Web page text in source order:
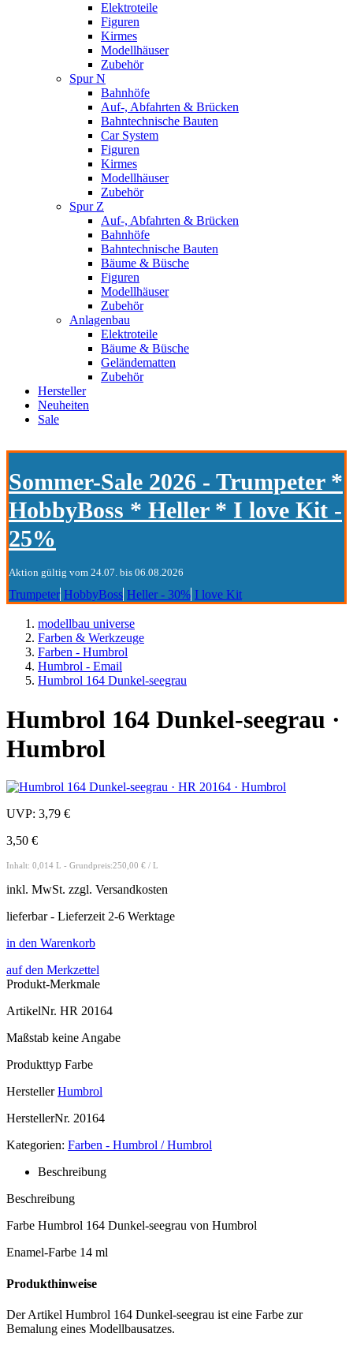
Elektroteile
Figuren
Kirmes
Modellhäuser
Zubehör
Spur N
Bahnhöfe
Auf-, Abfahrten & Brücken
Bahntechnische Bauten
Car System
Figuren
Kirmes
Modellhäuser
Zubehör
Spur Z
Auf-, Abfahrten & Brücken
Bahnhöfe
Bahntechnische Bauten
Bäume & Büsche
Figuren
Modellhäuser
Zubehör
Anlagenbau
Elektroteile
Bäume & Büsche
Geländematten
Zubehör
Hersteller
Neuheiten
Sale
Sommer-Sale 2026 - Trumpeter *
HobbyBoss * Heller * I love Kit -
25%
Aktion gültig vom 24.07. bis 06.08.2026
Trumpeter HobbyBoss Heller - 30% I love Kit
modellbau universe
Farben & Werkzeuge
Farben - Humbrol
Humbrol - Email
Humbrol 164 Dunkel-seegrau
Humbrol 164 Dunkel-seegrau ·
Humbrol
UVP: 3,79 €
3,50 €
Inhalt: 0,014 L - Grundpreis:250,00 € / L
inkl. MwSt. zzgl. Versandkosten
lieferbar - Lieferzeit 2-6 Werktage
in den Warenkorb
auf den Merkzettel
Produkt-Merkmale
ArtikelNr. HR 20164
Maßstab keine Angabe
Produkttyp Farbe
Hersteller Humbrol
HerstellerNr. 20164
Kategorien: Farben - Humbrol / Humbrol
Beschreibung
Beschreibung
Farbe Humbrol 164 Dunkel-seegrau von Humbrol
Enamel-Farbe 14 ml
Produkthinweise
Der Artikel Humbrol 164 Dunkel-seegrau ist eine Farbe zur
Bemalung eines Modellbausatzes.